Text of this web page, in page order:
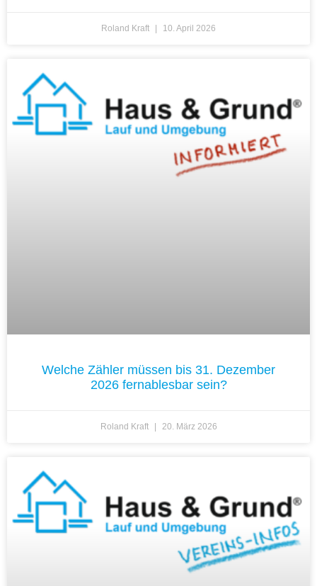
Roland Kraft 10. April 2026
Welche Zähler müssen bis 31. Dezember
2026 fernablesbar sein?
Roland Kraft 20. März 2026